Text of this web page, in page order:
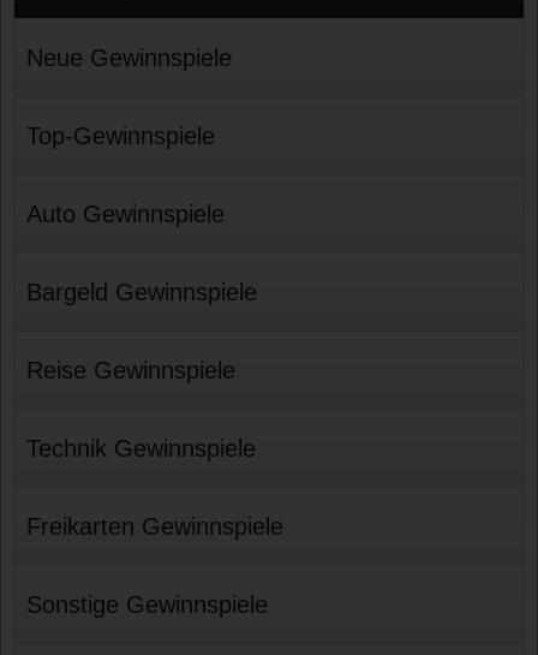
Neue Gewinnspiele
Top-Gewinnspiele
Auto Gewinnspiele
Bargeld Gewinnspiele
Reise Gewinnspiele
Technik Gewinnspiele
Freikarten Gewinnspiele
Sonstige Gewinnspiele